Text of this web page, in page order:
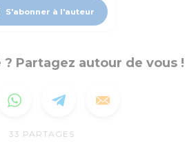
S'abonner à l'auteur
? Partagez autour de vous !
33 PARTAGES